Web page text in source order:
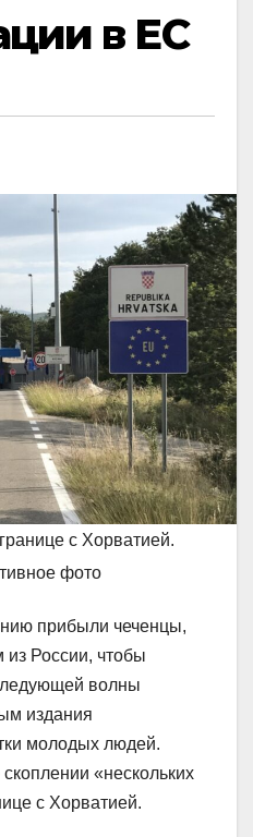
в ЕС
с Хорватией.
фото
прибыли чеченцы,
России, чтобы
волны
издания
молодых людей.
«нескольких
с Хорватией.